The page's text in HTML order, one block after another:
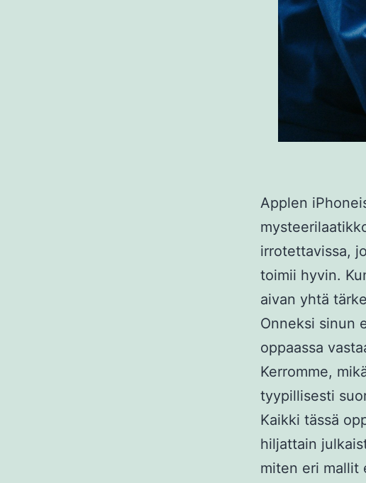
Applen
irrotettavissa,
toimii hyvin.
aivan yhtä
Onneksi sinun
oppaassa
Kerromme,
tyypillisesti
Kaikki tässä
hiljattain
miten eri mallit